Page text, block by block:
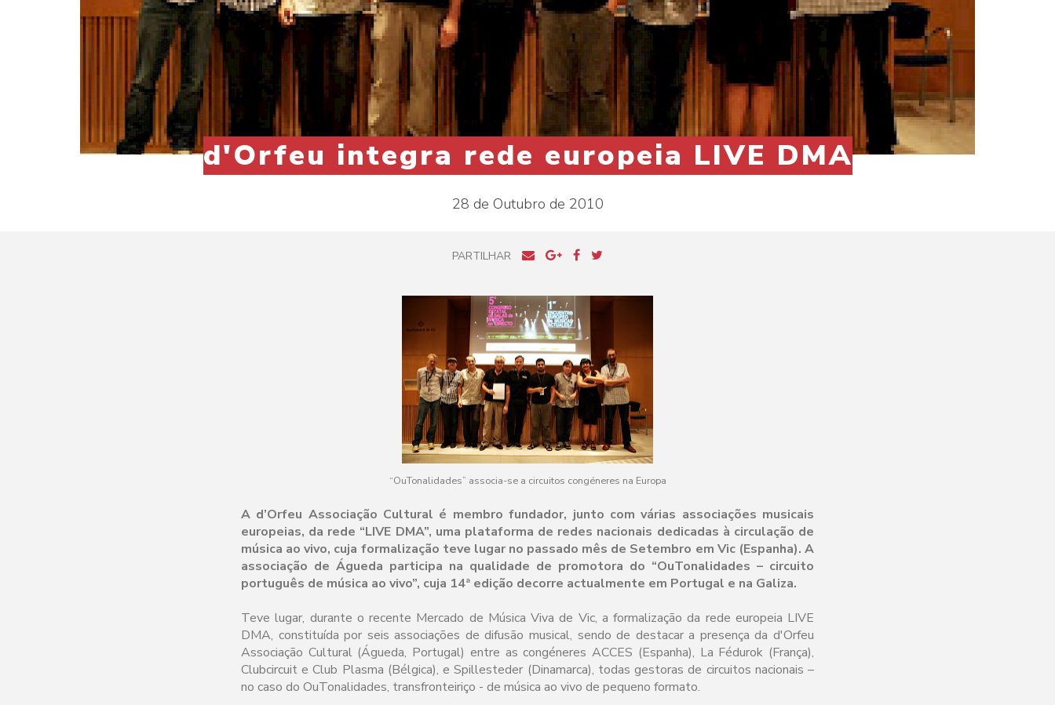
d'Orfeu integra rede europeia LIVE DMA
28 de Outubro de 2010
PARTILHAR
“OuTonalidades” associa-se a circuitos congéneres na Europa
A d’Orfeu Associação Cultural é membro fundador, junto com várias associações musicais
europeias, da rede “LIVE DMA”, uma plataforma de redes nacionais dedicadas à circulação de
música ao vivo, cuja formalização teve lugar no passado mês de Setembro em Vic (Espanha). A
associação de Águeda participa na qualidade de promotora do “OuTonalidades – circuito
português de música ao vivo”, cuja 14ª edição decorre actualmente em Portugal e na Galiza.
Teve lugar, durante o recente Mercado de Música Viva de Vic, a formalização da rede europeia LIVE
DMA, constituída por seis associações de difusão musical, sendo de destacar a presença da d'Orfeu
Associação Cultural (Águeda, Portugal) entre as congéneres ACCES (Espanha), La Fédurok (França),
Clubcircuit e Club Plasma (Bélgica), e Spillesteder (Dinamarca), todas gestoras de circuitos nacionais –
no caso do OuTonalidades, transfronteiriço - de música ao vivo de pequeno formato.